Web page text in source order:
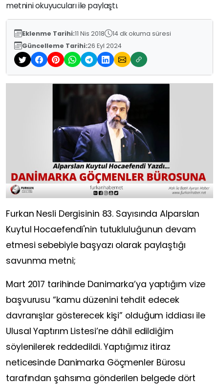
metnini okuyucuları ile paylaştı.
Eklenme Tarihi:11 Nis 2018
14 dk okuma süresi
Güncelleme Tarihi:26 Eyl 2024
Furkan Nesli Dergisinin 83. Sayısında Alparslan
Kuytul Hocaefendi'nin tutukluluğunun devam
etmesi sebebiyle başyazı olarak paylaştığı
savunma metni;
Mart 2017 tarihinde Danimarka’ya yaptığım vize
başvurusu “kamu düzenini tehdit edecek
davranışlar gösterecek kişi” olduğum iddiası ile
Ulusal Yaptırım Listesi’ne dâhil edildiğim
söylenilerek reddedildi. Yaptığımız itiraz
neticesinde Danimarka Göçmenler Bürosu
tarafından şahsıma gönderilen belgede dört